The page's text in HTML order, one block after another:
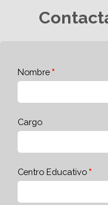
Nombre
Cargo
Centro Educativo